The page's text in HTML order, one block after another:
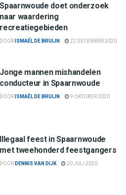
Spaarnwoude doet onderzoek
naar waardering
recreatiegebieden
DOOR ISMAËL DE BRUIJN 22 DECEMBER 2020
Jonge mannen mishandelen
conducteur in Spaarnwoude
DOOR ISMAËL DE BRUIJN 9 OKTOBER 2020
Illegaal feest in Spaarnwoude
met tweehonderd feestgangers
DOOR DENNIS VAN DIJK 20 JULI 2020